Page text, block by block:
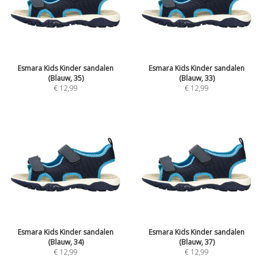
Esmara Kids Kinder sandalen
(Blauw, 35)
€ 12,99
Esmara Kids Kinder sandalen
(Blauw, 33)
€ 12,99
Esmara Kids Kinder sandalen
(Blauw, 34)
€ 12,99
Esmara Kids Kinder sandalen
(Blauw, 37)
€ 12,99